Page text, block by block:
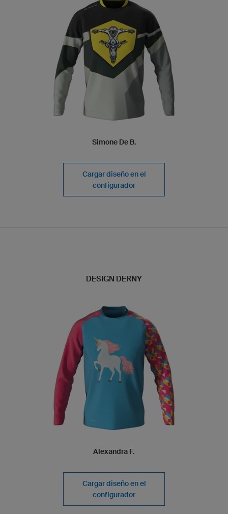
Simone De B.
Cargar diseño en el
configurador
DESIGN DERNY
Alexandra F.
Cargar diseño en el
configurador